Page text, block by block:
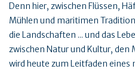
Denn hier, zwischen Flüssen,
Mühlen und maritimen
die Landschaften ... und das
zwischen Natur und Kultur, den
wird heute zum Leitfaden eines